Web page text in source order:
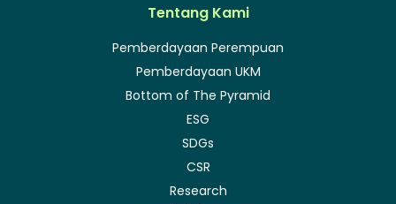
Tentang Kami
Pemberdayaan Perempuan
Pemberdayaan UKM
Bottom of The Pyramid
ESG
SDGs
CSR
Research